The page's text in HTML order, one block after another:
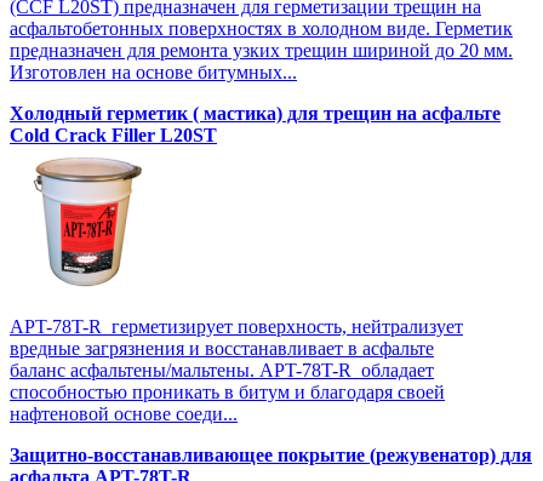
(CCF L20SТ) предназначен для герметизации трещин на
асфальтобетонных поверхностях в холодном виде. Герметик
предназначен для ремонта узких трещин шириной до 20 мм.
Изготовлен на основе битумных...
Холодный герметик ( мастика) для трещин на асфальте
Cold Crack Filler L20SТ
APT-78T-R герметизирует поверхность, нейтрализует
вредные загрязнения и восстанавливает в асфальте
баланс асфальтены/мальтены. APT-78T-R обладает
способностью проникать в битум и благодаря своей
нафтеновой основе соеди...
Защитно-восстанавливающее покрытие (режувенатор) для